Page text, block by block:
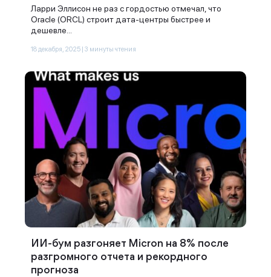
Ларри Эллисон не раз с гордостью отмечал, что
Oracle (ORCL) строит дата-центры быстрее и
дешевле...
18 декабря, 2025 | 3 минуты чтения
ИИ-бум разгоняет Micron на 8% после
разгромного отчета и рекордного
прогноза